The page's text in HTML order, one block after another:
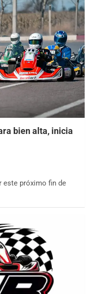
bien alta, inicia
este próximo fin de